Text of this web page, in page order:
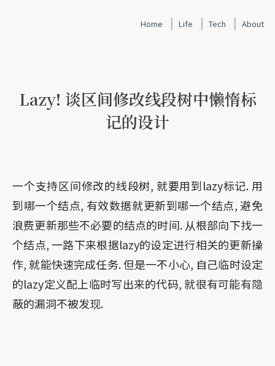
Home | Life | Tech | About
Lazy! 谈区间修改线段树中懒惰标
记的设计
一个支持区间修改的线段树, 就要用到lazy标记. 用
到哪一个结点, 有效数据就更新到哪一个结点, 避免
浪费更新那些不必要的结点的时间. 从根部向下找一
个结点, 一路下来根据lazy的设定进行相关的更新操
作, 就能快速完成任务. 但是一不小心, 自己临时设定
的lazy定义配上临时写出来的代码, 就很有可能有隐
蔽的漏洞不被发现.